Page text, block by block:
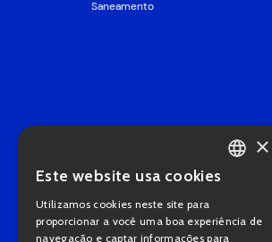
Saneamento
PORTUGUESE
×
Este website usa cookies
Utilizamos cookies neste site para
proporcionar a você uma boa experiência de
navegação e captar informações para